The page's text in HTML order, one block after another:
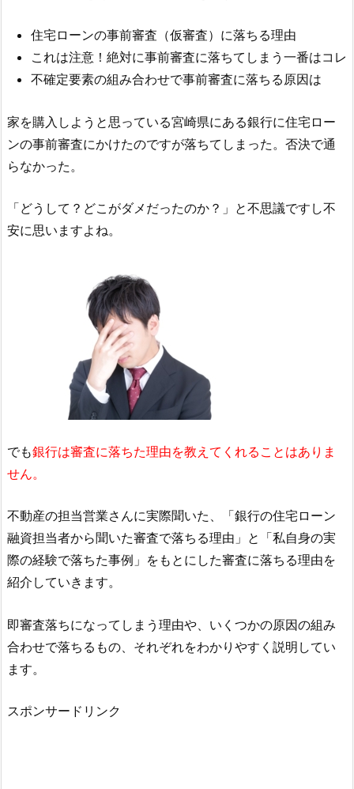
住宅ローンの事前審査（仮審査）に落ちる理由
これは注意！絶対に事前審査に落ちてしまう一番はコレ
不確定要素の組み合わせで事前審査に落ちる原因は
家を購入しようと思っている宮崎県にある銀行に住宅ロー
ンの事前審査にかけたのですが落ちてしまった。否決で通
らなかった。
「どうして？どこがダメだったのか？」と不思議ですし不
安に思いますよね。
でも銀行は審査に落ちた理由を教えてくれることはありま
せん。
不動産の担当営業さんに実際聞いた、「銀行の住宅ローン
融資担当者から聞いた審査で落ちる理由」と「私自身の実
際の経験で落ちた事例」をもとにした審査に落ちる理由を
紹介していきます。
即審査落ちになってしまう理由や、いくつかの原因の組み
合わせで落ちるもの、それぞれをわかりやすく説明してい
ます。
スポンサードリンク